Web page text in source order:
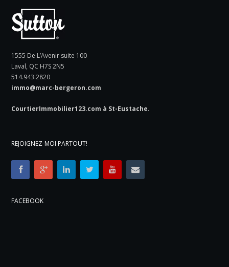
1555 De L’Avenir suite 100
Laval, QC H7S 2N5
514.943.2820
immo@marc-bergeron.com
CourtierImmobilier123.com à St-Eustache.
REJOIGNEZ-MOI PARTOUT!
FACEBOOK